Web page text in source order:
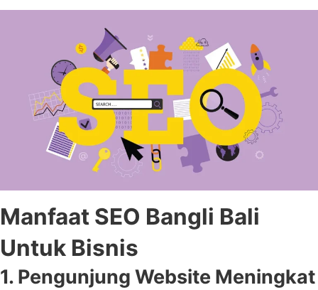
Manfaat SEO Bangli Bali
Untuk Bisnis
1. Pengunjung Website Meningkat